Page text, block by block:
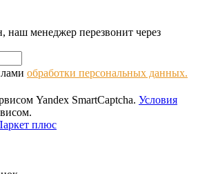
наш менеджер перезвонит через
обработки персональных данных.
Yandex SmartCaptcha. Условия